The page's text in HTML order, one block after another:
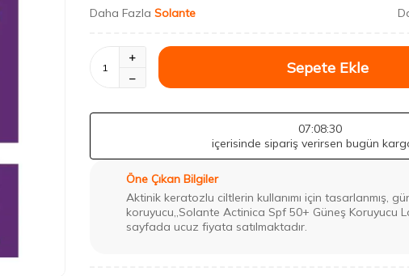
Daha Fazla Solante
Sepete Ekle
07:08:28
içerisinde sipariş verirsen bugün
Öne Çıkan Bilgiler
Aktinik keratozlu ciltlerin kullanımı için tasarlanmış,
koruyucu,,Solante Actinica Spf 50+ Güneş Koruyucu
sayfada ucuz fiyata satılmaktadır.